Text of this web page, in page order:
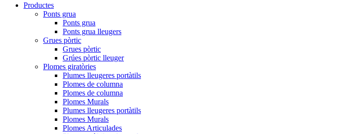
Productes
Ponts grua
Ponts grua
Ponts grua lleugers
Grues pòrtic
Grues pòrtic
Grúes pòrtic lleuger
Plomes giratòries
Plumes lleugeres portàtils
Plomes de columna
Plomes de columna
Plomes Murals
Plumes lleugeres portàtils
Plomes Murals
Plomes Articulades